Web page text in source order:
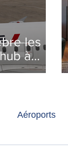
les
à
Gaulle
Aéroports